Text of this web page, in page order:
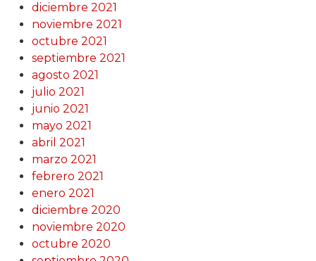
diciembre 2021
noviembre 2021
octubre 2021
septiembre 2021
agosto 2021
julio 2021
junio 2021
mayo 2021
abril 2021
marzo 2021
febrero 2021
enero 2021
diciembre 2020
noviembre 2020
octubre 2020